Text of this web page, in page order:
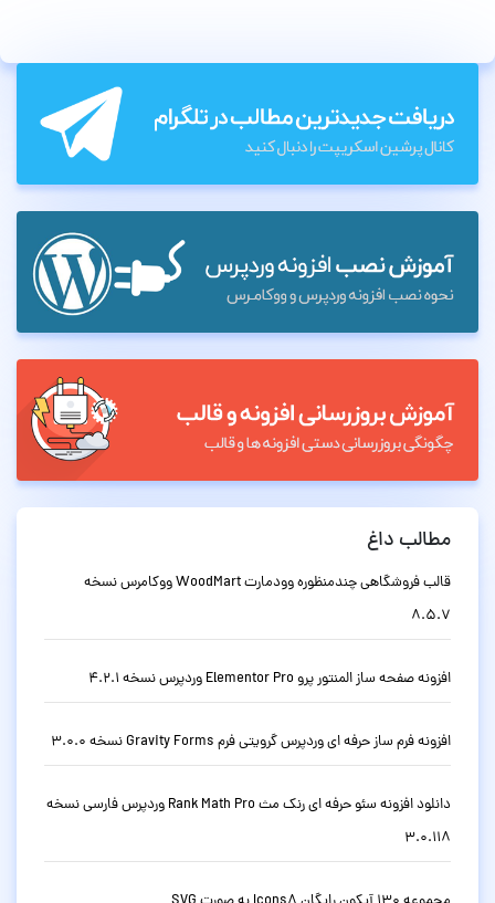
مطالب داغ
قالب فروشگاهی چندمنظوره وودمارت WoodMart ووکامرس نسخه
8.5.7
افزونه صفحه ساز المنتور پرو Elementor Pro وردپرس نسخه 4.2.1
افزونه فرم ساز حرفه ای وردپرس گرویتی فرم Gravity Forms نسخه 3.0.0
دانلود افزونه سئو حرفه ای رنک مث Rank Math Pro وردپرس فارسی نسخه
3.0.118